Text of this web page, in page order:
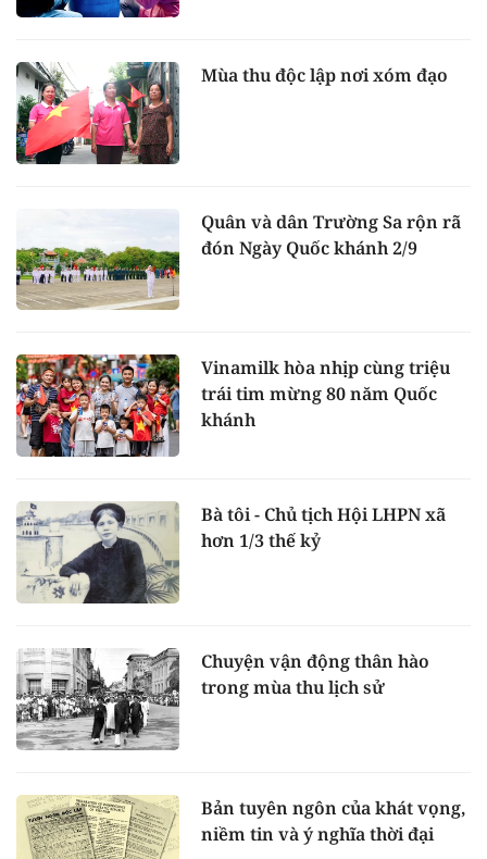
Mùa thu độc lập nơi xóm đạo
Quân và dân Trường Sa rộn rã
đón Ngày Quốc khánh 2/9
Vinamilk hòa nhịp cùng triệu
trái tim mừng 80 năm Quốc
khánh
Bà tôi - Chủ tịch Hội LHPN xã
hơn 1/3 thế kỷ
Chuyện vận động thân hào
trong mùa thu lịch sử
Bản tuyên ngôn của khát vọng,
niềm tin và ý nghĩa thời đại